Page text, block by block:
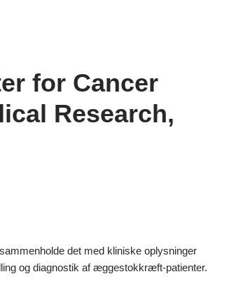
for Cancer
Research,
det med kliniske oplysninger
og diagnostik af æggestokkræft-patienter.